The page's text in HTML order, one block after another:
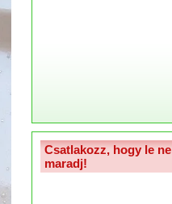
Csatlakozz, hogy le ne
maradj!